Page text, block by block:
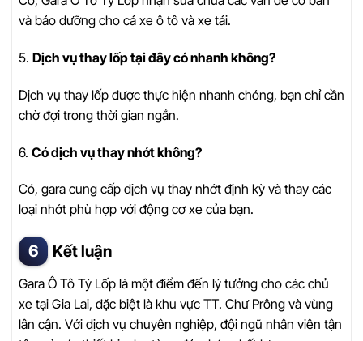
và bảo dưỡng cho cả xe ô tô và xe tải.
5. Dịch vụ thay lốp tại đây có nhanh không?
Dịch vụ thay lốp được thực hiện nhanh chóng, bạn chỉ cần
chờ đợi trong thời gian ngắn.
6. Có dịch vụ thay nhớt không?
Có, gara cung cấp dịch vụ thay nhớt định kỳ và thay các
loại nhớt phù hợp với động cơ xe của bạn.
Kết luận
Gara Ô Tô Tý Lốp là một điểm đến lý tưởng cho các chủ
xe tại Gia Lai, đặc biệt là khu vực TT. Chư Prông và vùng
lân cận. Với dịch vụ chuyên nghiệp, đội ngũ nhân viên tận